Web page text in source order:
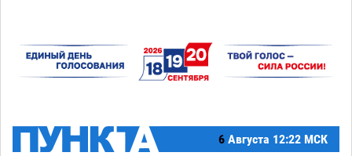
6 Августа 12:22 МСК